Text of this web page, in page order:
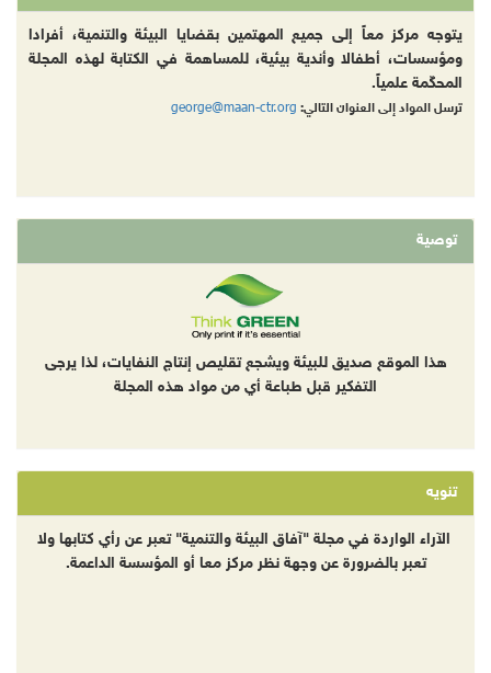
يتوجه مركز معاً إلى جميع المهتمين بقضايا البيئة والتنمية، أفرادا
ومؤسسات، أطفالا وأندية بيئية، للمساهمة في الكتابة لهذه المجلة
المحكّمة علمياً.
ترسل المواد إلى العنوان التالي: george@maan-ctr.org
توصية
هذا الموقع صديق للبيئة ويشجع تقليص إنتاج النفايات، لذا يرجى
التفكير قبل طباعة أي من مواد هذه المجلة
تنويه
الآراء الواردة في مجلة "آفاق البيئة والتنمية" تعبر عن رأي كتابها ولا
تعبر بالضرورة عن وجهة نظر مركز معا أو المؤسسة الداعمة.